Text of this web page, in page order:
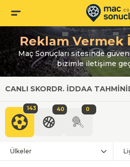
Reklam Vermek
Maç Sonuçları sitesinde
bizimle iletişime
CANLI SKORDR. İDDAA TAHMIN
143 40 0
Ülkeler